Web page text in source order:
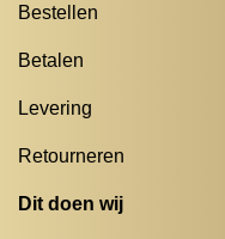
Bestellen
Betalen
Levering
Retourneren
Dit doen wij